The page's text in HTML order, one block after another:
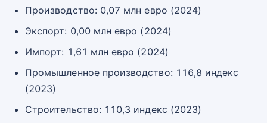
Производство: 0,07 млн евро (2024)
Экспорт: 0,00 млн евро (2024)
Импорт: 1,61 млн евро (2024)
Промышленное производство: 116,8 индекс
(2023)
Строительство: 110,3 индекс (2023)